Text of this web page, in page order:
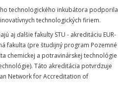
technologického inkubátora podporila
technologických firiem.
aj ďalšie fakulty STU - akreditáciu EUR-
fakulta (pre študijný program Pozemné
chemickej a potravinárskej technológie
Táto akreditácia potvrdzuje
Network for Accreditation of